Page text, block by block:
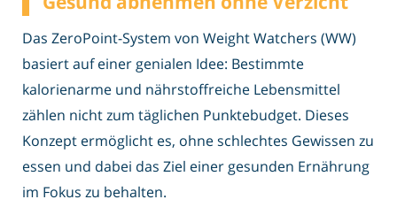
Das ZeroPoint-System von Weight Watchers (WW)
basiert auf einer genialen Idee: Bestimmte
kalorienarme und nährstoffreiche Lebensmittel
zählen nicht zum täglichen Punktebudget. Dieses
Konzept ermöglicht es, ohne schlechtes Gewissen zu
essen und dabei das Ziel einer gesunden Ernährung
im Fokus zu behalten.